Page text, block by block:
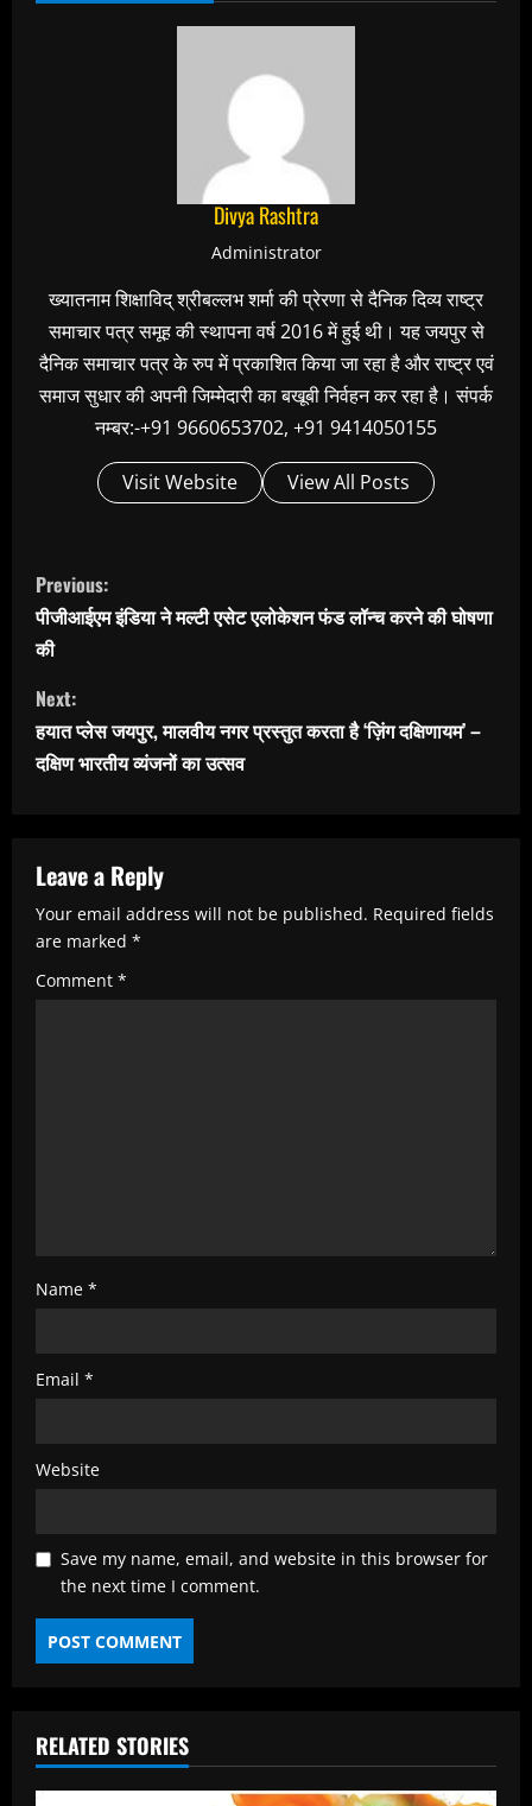
Divya Rashtra
Administrator
ख्यातनाम शिक्षाविद् श्रीबल्लभ शर्मा की प्रेरणा से दैनिक दिव्य राष्ट्र
समाचार पत्र समूह की स्थापना वर्ष 2016 में हुई थी। यह जयपुर से
दैनिक समाचार पत्र के रुप में प्रकाशित किया जा रहा है और राष्ट्र एवं
समाज सुधार की अपनी जिम्मेदारी का बखूबी निर्वहन कर रहा है। संपर्क
नम्बर:-+91 9660653702, +91 9414050155
Visit Website View All Posts
C
o
n
t
i
n
R
e
a
d
Previous:
पीजीआईएम इंडिया ने मल्टी एसेट एलोकेशन फंड लॉन्च करने की घोषणा
की
Next:
हयात प्लेस जयपुर, मालवीय नगर प्रस्तुत करता है ‘ज़िंग दक्षिणायम’ –
दक्षिण भारतीय व्यंजनों का उत्सव
Leave a Reply
Your email address will not be published. Required fields
are marked *
Comment *
Name *
Email *
Website
Save my name, email, and website in this browser for
the next time I comment.
RELATED STORIES